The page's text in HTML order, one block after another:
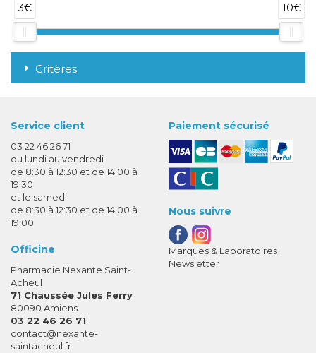
3€ 10€
Critères
Service client
03 22 46 26 71
du lundi au vendredi
de 8:30 à 12:30 et de 14:00 à
19:30
et le samedi
de 8:30 à 12:30 et de 14:00 à
19:00
Officine
Pharmacie Nexante Saint-
Acheul
71 Chaussée Jules Ferry
80090 Amiens
03 22 46 26 71
contact-
@-
nexante-
saintacheul.fr
Paiement sécurisé
Nous suivre
Marques & Laboratoires
Newsletter